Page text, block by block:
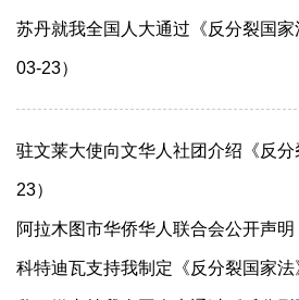
苏丹就我全国人大通过《反分裂国
03-23）
驻文莱大使向文华人社团介绍《反
23）
阿拉木图市华侨华人联合会公开声明
科特迪瓦支持我制定《反分裂国家法